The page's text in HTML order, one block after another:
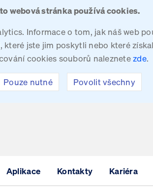
webová stránka používá cookies.
Informace o tom, jak náš web
jste jim poskytli nebo které
cookies souborů naleznetezde.
Pouze nutné Povolit všechny
Aplikace Kontakty Kariéra